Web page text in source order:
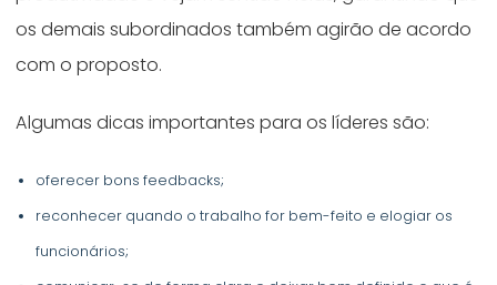
os demais subordinados também agirão de acordo
com o proposto.
Algumas dicas importantes para os líderes são:
oferecer bons feedbacks;
reconhecer quando o trabalho for bem-feito e elogiar os
funcionários;